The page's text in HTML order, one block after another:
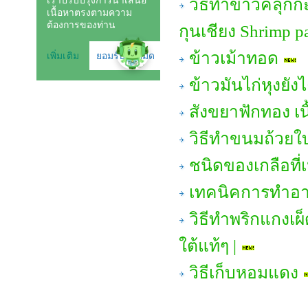
วิธีทำข้าวคลุก
กุนเชียง Shrimp
ข้าวเม้าทอด
ข้าวมันไก่หุงยัง
สังขยาฟักทอง
วิธีทำขนมถ้วยใ
ชนิดของเกลือที่
เทคนิคการทำ
วิธีทำพริกแกงเ
ใต้แท้ๆ |
วิธีเก็บหอมแดง